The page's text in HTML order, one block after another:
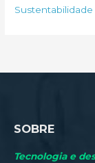
rSustentabilidade
SOBRE
Tecnologia e